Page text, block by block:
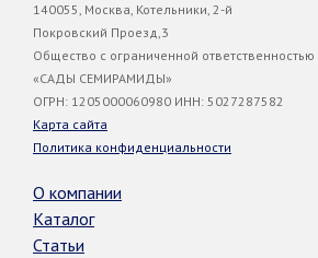
140055, Москва, Котельники, 2-й
Покровский Проезд,3
Общество с ограниченной ответственностью
«САДЫ СЕМИРАМИДЫ»
ОГРН: 1205000060980 ИНН: 5027287582
Карта сайта
Политика конфиденциальности
О компании
Каталог
Статьи